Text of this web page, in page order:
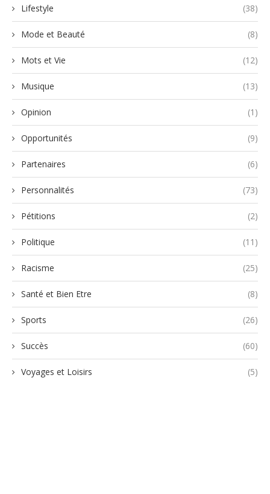
Lifestyle (38)
Mode et Beauté (8)
Mots et Vie (12)
Musique (13)
Opinion (1)
Opportunités (9)
Partenaires (6)
Personnalités (73)
Pétitions (2)
Politique (11)
Racisme (25)
Santé et Bien Etre (8)
Sports (26)
Succès (60)
Voyages et Loisirs (5)